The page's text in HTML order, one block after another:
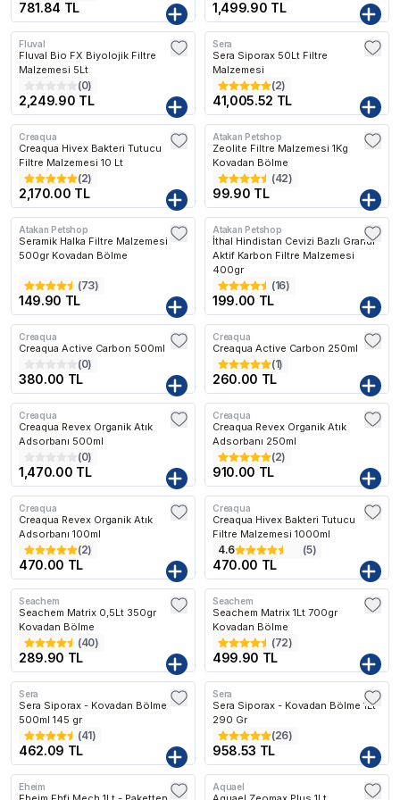
781.84 TL 1,499.90 TL
Kargo Bedava
Fluval
Fluval Bio FX Biyolojik Filtre
Malzemesi 5Lt
(0)
2,249.90 TL
Kargo Bedava
Sera
Sera Siporax 50Lt Filtre
Malzemesi
(2)
41,005.52 TL
Kargo Bedava
Creaqua
Creaqua Hivex Bakteri Tutucu
Filtre Malzemesi 10 Lt
(2)
2,170.00 TL
Atakan Petshop
Zeolite Filtre Malzemesi 1Kg
Kovadan Bölme
(42)
99.90 TL
Atakan Petshop
Seramik Halka Filtre Malzemesi
500gr Kovadan Bölme
(73)
149.90 TL
Atakan Petshop
İthal Hindistan Cevizi Bazlı Granül
Aktif Karbon Filtre Malzemesi
400gr
(16)
199.00 TL
Creaqua
Creaqua Active Carbon 500ml
(0)
380.00 TL
Creaqua
Creaqua Active Carbon 250ml
(1)
260.00 TL
Kargo Bedava
Creaqua
Creaqua Revex Organik Atık
Adsorbanı 500ml
(0)
1,470.00 TL
Kargo Bedava
Creaqua
Creaqua Revex Organik Atık
Adsorbanı 250ml
(2)
910.00 TL
Creaqua
Creaqua Revex Organik Atık
Adsorbanı 100ml
(2)
470.00 TL
Creaqua
Creaqua Hivex Bakteri Tutucu
Filtre Malzemesi 1000ml
4.6 (5)
470.00 TL
Seachem
Seachem Matrix 0,5Lt 350gr
Kovadan Bölme
(40)
289.90 TL
En Çok Favorilenen En Çok Favorilenen
Seachem
Seachem Matrix 1Lt 700gr
Kovadan Bölme
(72)
499.90 TL
Sera
Sera Siporax - Kovadan Bölme
500ml 145 gr
(41)
462.09 TL
Kargo Bedava
En Çok Favorilenen En Çok Favorilenen
Sera
Sera Siporax - Kovadan Bölme 1Lt
290 Gr
(26)
958.53 TL
Eheim Aquael